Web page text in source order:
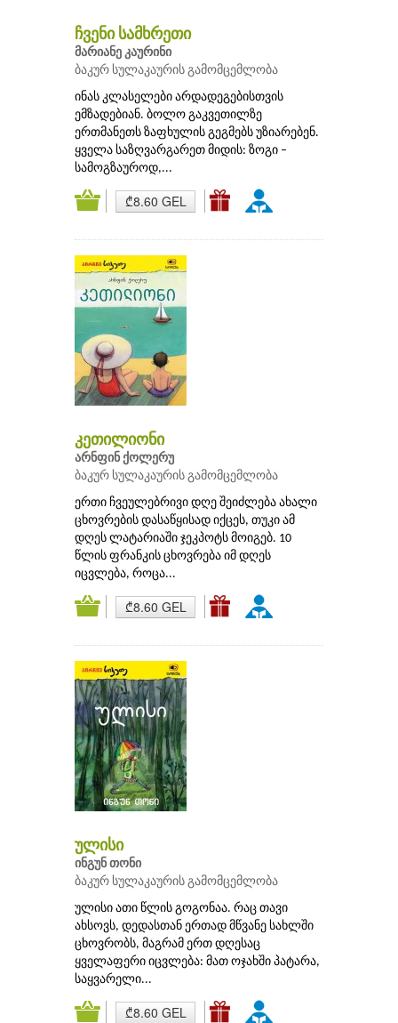
ჩვენი სამხრეთი
მარიანე კაურინი
ბაკურ სულაკაურის გამომცემლობა
ინას კლასელები არდადეგებისთვის
ემზადებიან. ბოლო გაკვეთილზე
ერთმანეთს ზაფხულის გეგმებს უზიარებენ.
ყველა საზღვარგარეთ მიდის: ზოგი –
სამოგზაუროდ,...
₾8.60 GEL
კეთილიონი
არნფინ ქოლერუ
ბაკურ სულაკაურის გამომცემლობა
ერთი ჩვეულებრივი დღე შეიძლება ახალი
ცხოვრების დასაწყისად იქცეს, თუკი ამ
დღეს ლატარიაში ჯეკპოტს მოიგებ. 10
წლის ფრანკის ცხოვრება იმ დღეს
იცვლება, როცა...
₾8.60 GEL
ულისი
ინგუნ თონი
ბაკურ სულაკაურის გამომცემლობა
ულისი ათი წლის გოგონაა. რაც თავი
ახსოვს, დედასთან ერთად მწვანე სახლში
ცხოვრობს, მაგრამ ერთ დღესაც
ყველაფერი იცვლება: მათ ოჯახში პატარა,
საყვარელი...
₾8.60 GEL